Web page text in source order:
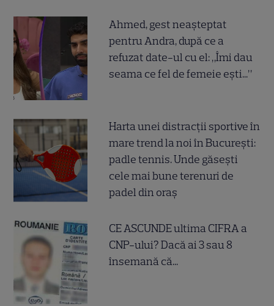
Ahmed, gest neașteptat
pentru Andra, după ce a
refuzat date-ul cu el: „Îmi dau
seama ce fel de femeie ești...”
Harta unei distracții sportive în
mare trend la noi în București:
padle tennis. Unde găsești
cele mai bune terenuri de
padel din oraș
CE ASCUNDE ultima CIFRA a
CNP-ului? Dacă ai 3 sau 8
însemană că...